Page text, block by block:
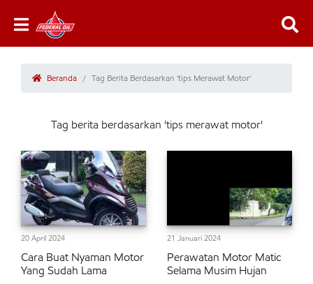
Beranda Tag Berita Berdasarkan 'tips Merawat Motor'
Tag berita berdasarkan 'tips merawat motor'
20 April 2024
Cara Buat Nyaman Motor
Yang Sudah Lama
21 Januari 2024
Perawatan Motor Matic
Selama Musim Hujan